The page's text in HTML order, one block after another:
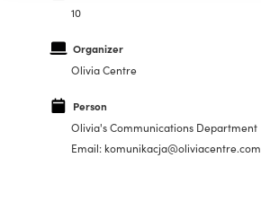
10
Organizer
Olivia Centre
Person
Olivia's Communications Department
Email: komunikacja@oliviacentre.com